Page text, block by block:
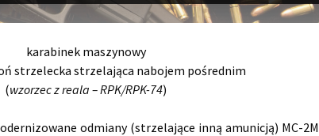
karabinek maszynowy
strzelecka strzelająca nabojem pośrednim
(wzorzec z reala – RPK/RPK-74)
odmiany (strzelające inną amunicją) MC-2M